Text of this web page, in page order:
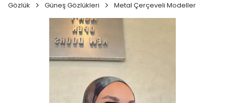
Gözlük Güneş Gözlükleri Metal Çerçeveli Modeller